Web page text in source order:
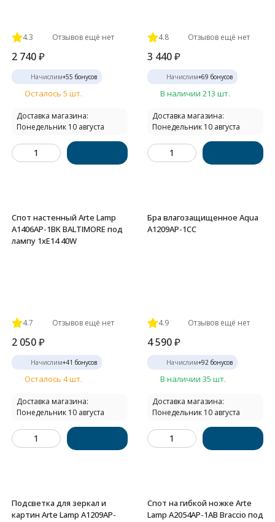
4.3 Отзывов ещё нет
2 740₽
Начислим+55 бонусов
Осталось 5 шт.
Доставка магазина:
Понедельник 10 августа
4.8 Отзывов ещё нет
3 440₽
Начислим+69 бонусов
В наличии 213 шт.
Доставка магазина:
Понедельник 10 августа
Спот настенный Arte Lamp
A1406AP-1BK BALTIMORE под
лампу 1xE14 40W
4.7 Отзывов ещё нет
2 050₽
Начислим+41 бонусов
Осталось 4 шт.
Доставка магазина:
Понедельник 10 августа
Бра влагозащищенное Aqua
A1209AP-1CC
4.9 Отзывов ещё нет
4 590₽
Начислим+92 бонусов
В наличии 35 шт.
Доставка магазина:
Понедельник 10 августа
Подсветка для зеркал и
картин Arte Lamp A1209AP-
Спот на гибкой ножке Arte
Lamp A2054AP-1AB Braccio под